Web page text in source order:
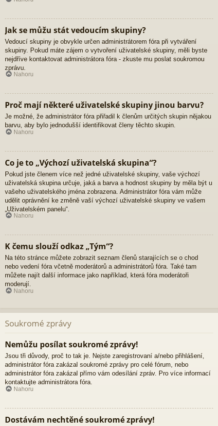
Jak se můžu stát vedoucím skupiny?
Vedoucí skupiny je obvykle určen administrátorem fóra při vytváření
skupiny. Pokud máte zájem o vytvoření uživatelské skupiny, měli byste
nejdříve kontaktovat administrátora fóra - zkuste mu poslat soukromou
zprávu.
Nahoru
Proč mají některé uživatelské skupiny jinou barvu?
Je možné, že administrátor fóra přiřadil k členům určitých skupin nějakou
barvu, aby bylo jednodušší identifikovat členy těchto skupin.
Nahoru
Co je to „Výchozí uživatelská skupina“?
Pokud jste členem více než jedné uživatelské skupiny, vaše výchozí
uživatelská skupina určuje, jaká a barva a hodnost skupiny by měla být u
vašeho uživatelského jména zobrazena. Administrátor fóra vám může
udělit oprávnění ke změně vaší výchozí uživatelské skupiny ve vašem
„Uživatelském panelu“.
Nahoru
K čemu slouží odkaz „Tým“?
Na této stránce můžete zobrazit seznam členů starajících se o chod
nebo vedení fóra včetně moderátorů a administrátorů fóra. Také tam
můžete najít další informace jako například, která fóra moderátoři
moderují.
Nahoru
Soukromé zprávy
Nemůžu posílat soukromé zprávy!
Jsou tři důvody, proč to tak je. Nejste zaregistrovaní a/nebo přihlášení,
administrátor fóra zakázal soukromé zprávy pro celé fórum, nebo
administrátor fóra zakázal přímo vám odesílání zpráv. Pro více informací
kontaktujte administrátora fóra.
Nahoru
Dostávám nechtěné soukromé zprávy!